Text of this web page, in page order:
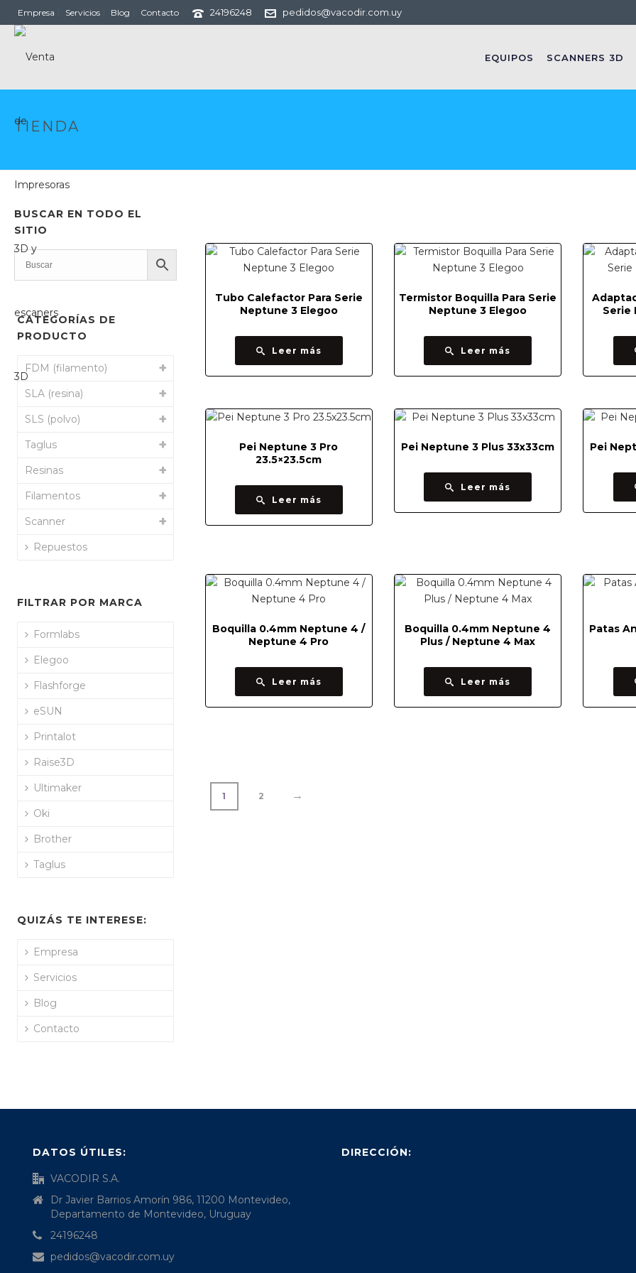
Empresa Servicios Blog Contacto 24196248 pedidos@vacodir.com.uy
EQUIPOS SCANNERS 3D
TIENDA
Tubo Calefactor Para Serie
Neptune 3 Elegoo
Leer más
Termistor Boquilla Para Serie
Neptune 3 Elegoo
Leer más
Serie
Pei Neptune 3 Pro
23.5×23.5cm
Leer más
Pei Neptune 3 Plus 33x33cm
Leer más
Pei
Boquilla 0.4mm Neptune 4 /
Neptune 4 Pro
Leer más
Boquilla 0.4mm Neptune 4
Plus / Neptune 4 Max
Leer más
Patas
1 2 →
BUSCAR EN TODO EL
SITIO
CATEGORÍAS DE
PRODUCTO
FDM (filamento)
SLA (resina)
SLS (polvo)
Taglus
Resinas
Filamentos
Scanner
Repuestos
FILTRAR POR MARCA
Formlabs
Elegoo
Flashforge
eSUN
Printalot
Raise3D
Ultimaker
Oki
Brother
Taglus
QUIZÁS TE INTERESE:
Empresa
Servicios
Blog
Contacto
DATOS ÚTILES:
VACODIR S.A.
Dr Javier Barrios Amorín 986, 11200 Montevideo,
Departamento de Montevideo, Uruguay
24196248
pedidos@vacodir.com.uy
DIRECCIÓN: